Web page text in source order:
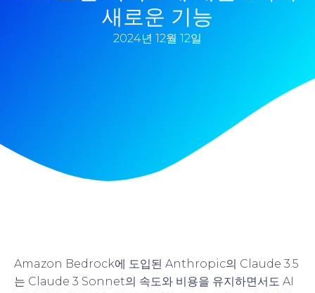
새로운 기능
2024년 12월 12일
Amazon Bedrock에 도입된 Anthropic의 Claude 3.5
는 Claude 3 Sonnet의 속도와 비용을 유지하면서도 AI